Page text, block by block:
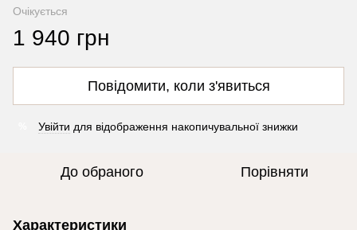
Очікується
1 940 грн
Повідомити, коли з'явиться
Увійти для відображення накопичувальної знижки
До обраного Порівняти
Характеристики